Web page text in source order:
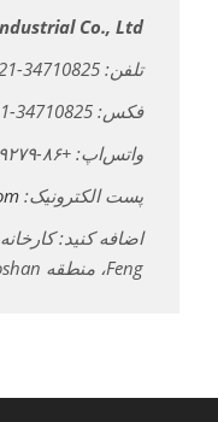
Co., Ltd.
تلفن: 34710825-21-86+
فکس: 34710825-21-86+
واتس‌اپ: +۸۶-۱۸۹۱۲۳۸۹۲۷۹
پست الکترونیک:
Feng، منطقه Baoshan، شانگهای، چین.